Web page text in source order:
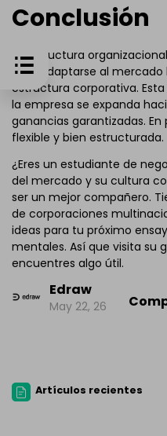
Conclusión
La estructura
para adaptarse al
estructura corporativa.
la empresa se expanda
ganancias garantizadas.
flexible y bien estructurada.
¿Eres un estudiante de
del mercado y su cultura
ser un mejor compañero.
de corporaciones
ideas para tu próximo
mentales. Así que visita su
encuentres algo útil.
Edraw
May 22, 26
Artículos recientes